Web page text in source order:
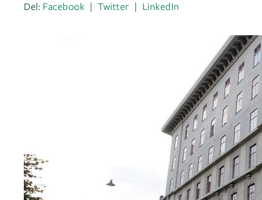
Del: Facebook Twitter LinkedIn